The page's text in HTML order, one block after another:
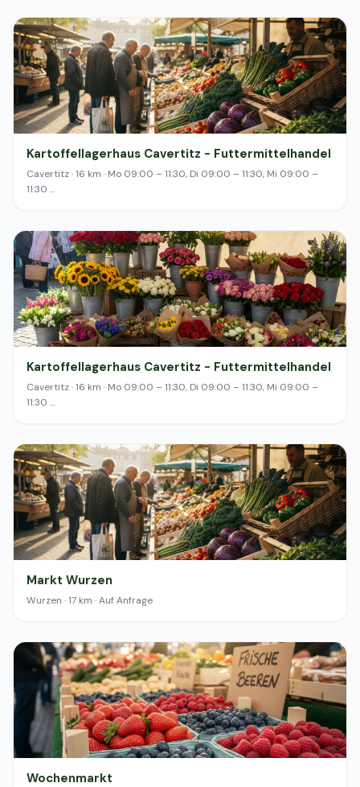
Kartoffellagerhaus Cavertitz - Futtermittelhandel
Cavertitz · 16 km · Mo 09:00 – 11:30, Di 09:00 – 11:30, Mi 09:00 –
11:30 …
Kartoffellagerhaus Cavertitz - Futtermittelhandel
Cavertitz · 16 km · Mo 09:00 – 11:30, Di 09:00 – 11:30, Mi 09:00 –
11:30 …
Markt Wurzen
Wurzen · 17 km · Auf Anfrage
Wochenmarkt